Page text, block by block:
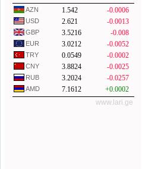
AZN 1.542 -0.0006
USD 2.621 -0.0013
GBP 3.5216 -0.008
EUR 3.0212 -0.0052
TRY 0.0549 -0.0002
CNY 3.8824 -0.0025
RUB 3.2024 -0.0257
AMD 7.1612
+0.0002
www.lari.ge